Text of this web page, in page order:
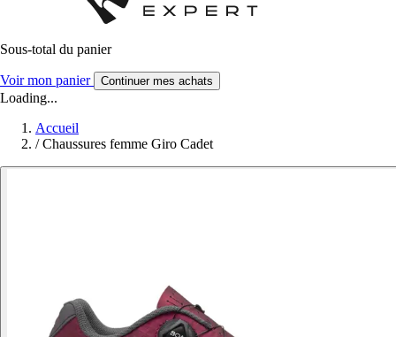
Sous-total du panier
Voir mon panier Continuer mes achats
Loading...
Accueil
/ Chaussures femme Giro Cadet